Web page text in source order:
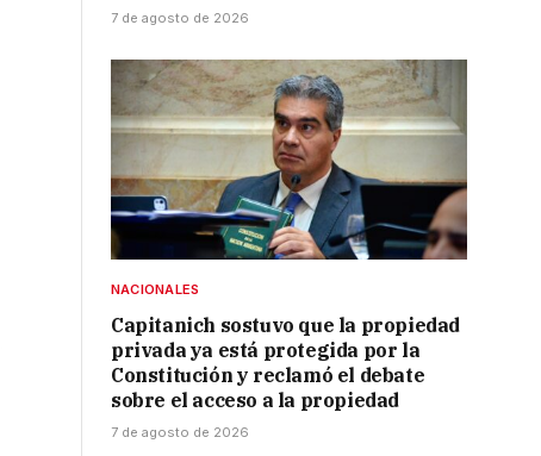
7 de agosto de 2026
NACIONALES
Capitanich sostuvo que la propiedad
privada ya está protegida por la
Constitución y reclamó el debate
sobre el acceso a la propiedad
7 de agosto de 2026